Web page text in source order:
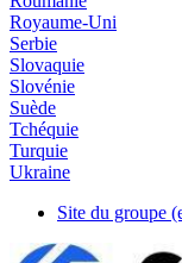
Royaume-Uni
Serbie
Slovaquie
Slovénie
Suède
Tchéquie
Turquie
Ukraine
Site du groupe